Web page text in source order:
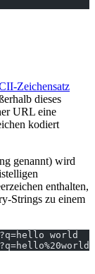
Zeichensatz
dieses
URL eine
kodiert
genannt) wird
enthalten,
Strings zu einem
world